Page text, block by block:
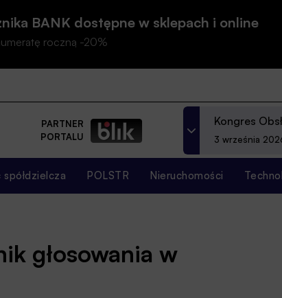
BANK dostępne w sklepach i online
roczną -20%
PARTNER
PORTALU
Kongres
3 września
spółdzielcza POLSTR Nieruchomości
głosowania w